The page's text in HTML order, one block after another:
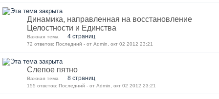
Динамика, направленная на восстановление
Целостности и Единства
Важная тема 4 страниц
72 ответов: Последний - от Admin, окт 02 2012 23:21
Слепое пятно
Важная тема 8 страниц
155 ответов: Последний - от Admin, окт 02 2012 23:21